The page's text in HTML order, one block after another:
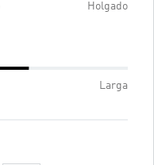
Holgado
Larga